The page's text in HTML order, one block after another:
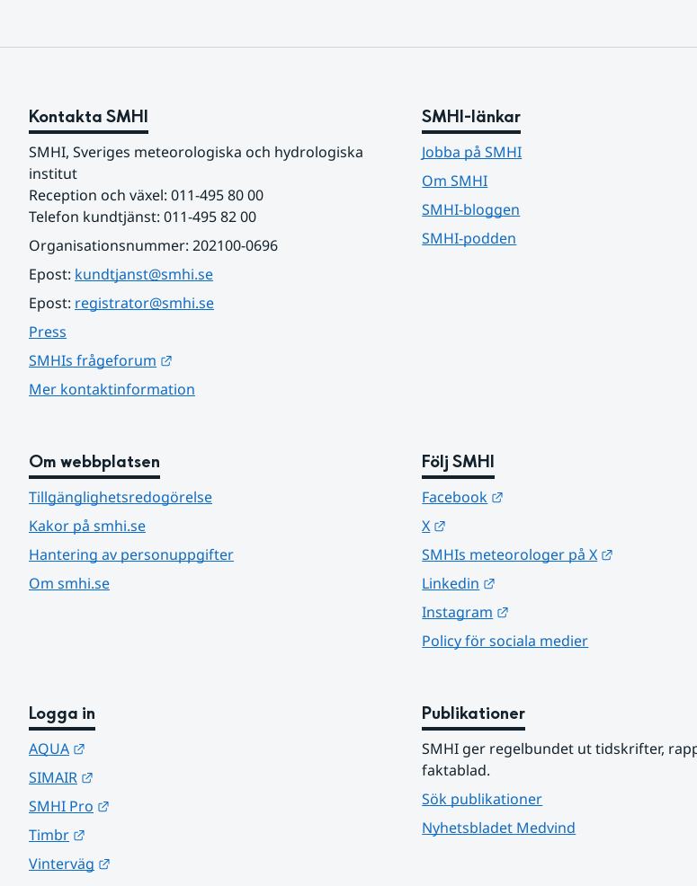
Kontakta SMHI
SMHI, Sveriges meteorologiska och hydrologiska
institut
Reception och växel: 011-495 80 00
Telefon kundtjänst: 011-495 82 00
Organisationsnummer: 202100-0696
Epost: kundtjanst@smhi.se
Epost: registrator@smhi.se
Press
SMHIs frågeforum
Mer kontaktinformation
SMHI-länkar
Jobba på SMHI
Om SMHI
SMHI-bloggen
SMHI-podden
Om webbplatsen
Tillgänglighetsredogörelse
Kakor på smhi.se
Hantering av personuppgifter
Om smhi.se
Följ SMHI
Facebook
X
SMHIs meteorologer på X
Linkedin
Instagram
Policy för sociala medier
Logga in
AQUA
SIMAIR
SMHI Pro
Timbr
Vinterväg
Publikationer
SMHI ger regelbundet ut tidskrifter,
faktablad.
Sök publikationer
Nyhetsbladet Medvind